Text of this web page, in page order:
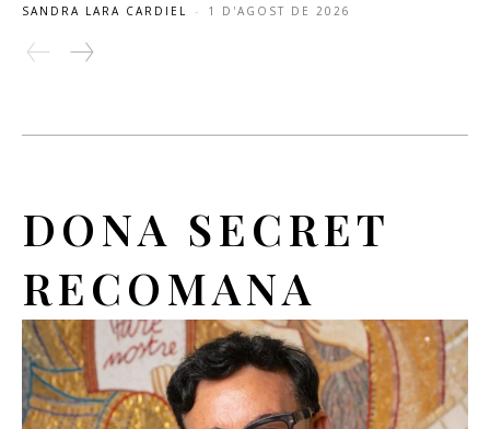
SANDRA LARA CARDIEL - 1 D'AGOST DE 2026
DONA SECRET
RECOMANA